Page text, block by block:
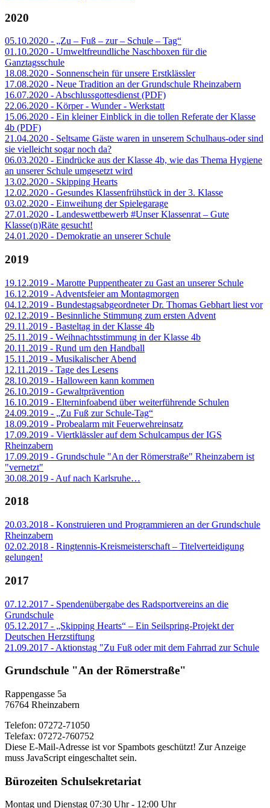
2020
05.10.2020 - „Zu – Fuß – zur – Schule – Tag“
01.10.2020 - Umweltfreundliche Naschboxen für die
Ganztagsschule
18.08.2020 - Sonnenschein für unsere Erstklässler
17.08.2020 - Neue Tradition an der Grundschule Rheinzabern
16.07.2020 - Abschlussgottesdienst (PDF)
22.06.2020 - Körper - Wunder - Werkstatt
15.06.2020 - Ein kleiner Einblick in die tollen Referate der Klasse
4b (PDF)
21.04.2020 - Seltsame Gäste waren in unserem Schulhaus-oder sind
sie vielleicht sogar noch da?
06.03.2020 - Eindrücke aus der Klasse 4b, wie das Thema Hygiene
an unserer Schule umgesetzt wird
13.02.2020 - Skipping Hearts
12.02.2020 - Gesundes Klassenfrühstück in der 3. Klasse
03.02.2020 - Einweihung der Spielegarage
27.01.2020 - Landeswettbewerb #Unser Klassenrat – Gute
Klasse(n)Räte gesucht!
24.01.2020 - Demokratie an unserer Schule
2019
19.12.2019 - Marotte Puppentheater zu Gast an unserer Schule
16.12.2019 - Adventsfeier am Montagmorgen
04.12.2019 - Bundestagsabgeordneter Dr. Thomas Gebhart liest vor
02.12.2019 - Besinnliche Stimmung zum ersten Advent
29.11.2019 - Basteltag in der Klasse 4b
25.11.2019 - Weihnachtsstimmung in der Klasse 4b
20.11.2019 - Rund um den Handball
15.11.2019 - Musikalischer Abend
12.11.2019 - Tage des Lesens
28.10.2019 - Halloween kann kommen
26.10.2019 - Gewaltprävention
16.10.2019 - Elterninfoabend über weiterführende Schulen
24.09.2019 - „Zu Fuß zur Schule-Tag“
18.09.2019 - Probealarm mit Feuerwehreinsatz
17.09.2019 - Viertklässler auf dem Schulcampus der IGS
Rheinzabern
17.09.2019 - Grundschule "An der Römerstraße" Rheinzabern ist
"vernetzt"
30.08.2019 - Auf nach Karlsruhe…
2018
20.03.2018 - Konstruieren und Programmieren an der Grundschule
Rheinzabern
02.02.2018 - Ringtennis-Kreismeisterschaft – Titelverteidigung
gelungen!
2017
07.12.2017 - Spendenübergabe des Radsportvereins an die
Grundschule
05.12.2017 - „Skipping Hearts“ – Ein Seilspring-Projekt der
Deutschen Herzstiftung
21.09.2017 - Aktionstag "Zu Fuß oder mit dem Fahrrad zur Schule
Grundschule "An der Römerstraße"
Rappengasse 5a
76764 Rheinzabern
Telefon: 07272-71050
Telefax: 07272-760752
Diese E-Mail-Adresse ist vor Spambots geschützt! Zur Anzeige
muss JavaScript eingeschaltet sein.
Bürozeiten Schulsekretariat
Montag und Dienstag 07:30 Uhr - 12:00 Uhr